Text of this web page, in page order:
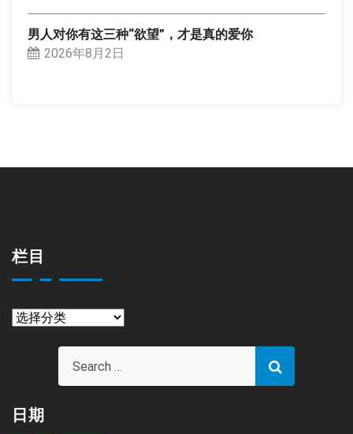
男人对你有这三种“欲望”，才是真的爱你
2026年8月2日
栏目
栏
日期